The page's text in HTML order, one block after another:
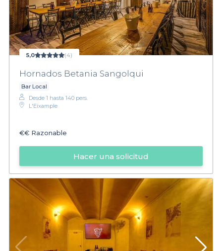
5,0 (4)
Hornados Betania Sangolqui
Bar Local
Desde 1 hasta 140 pers.
L'Eixample
€€ Razonable
Hacer una solicitud